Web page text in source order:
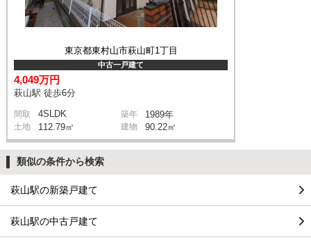
東京都東村山市萩山町1丁目
中古一戸建て
4,049万円
萩山駅 徒歩6分
間取 4SLDK 築年 1989年
土地 112.79㎡ 建物 90.22㎡
類似の条件から検索
萩山駅の新築戸建て
萩山駅の中古戸建て